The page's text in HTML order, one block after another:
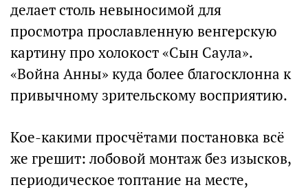
делает столь невыносимой для
просмотра прославленную венгерскую
картину про холокост «Сын Саула».
«Война Анны» куда более благосклонна к
привычному зрительскому восприятию.
Кое-какими просчётами постановка всё
же грешит: лобовой монтаж без изысков,
периодическое топтание на месте,